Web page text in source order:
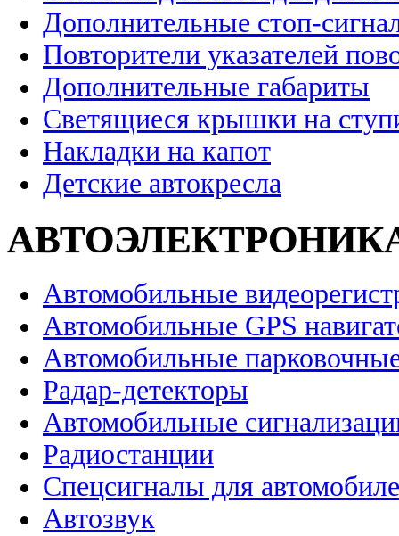
Дополнительные стоп-
Повторители указателей
Дополнительные габариты
Светящиеся крышки на
Накладки на капот
Детские автокресла
Автомобильные
Автомобильные GPS
Автомобильные
Радар-детекторы
Автомобильные
Радиостанции
Спецсигналы для
Автозвук